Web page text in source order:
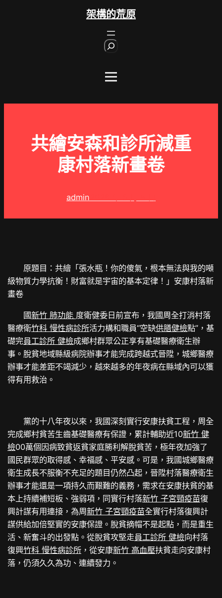
架構的荒原
共繪安森和診所減重
康村落新畫卷
admin
原題目：共繪「張水瓶！你的傻氣，根本無法與我的噸
級物質力學抗衡！財富就是宇宙的基本定律！」安康村落新
畫卷
國新竹 肺功能 度衛健委日前宣布，我國周全打消村落
醫療衛竹科 慢性病診所活力構和職員“空缺供膳健檢點”，基
礎完員工診所 健檢成鄉村群眾公正享有基礎醫療衛生辦
事。脫貧地域縣級病院辦事才能完成跨越式晉陞，城鄉醫療
辦事才能差距不竭減少，越來越多的年夜病在縣域內可以獲
得有用救治。
黨的十八年夜以來，我國深刻實行安康扶貧工程，周全
完成鄉村貧苦生齒基礎醫療有保證，累計輔助近10新竹 健
檢00萬個因病致貧返貧家庭勝利解脫貧苦，極年夜加強了
國民群眾的取得感、幸福感、平安感。可是，我國城鄉醫療
衛生成長不服衡不充足的題目仍然凸起，晉陞村落醫療衛生
辦事才能還是一項持久而艱難的義務，需求在安康扶貧的基
本上持續補短板、強弱項，同實行村落新竹 子宮頸疫苗復
興計謀有用連接，為周新竹 子宮頸疫苗全實行村落復興計
謀供給加倍堅實的安康保證。脫貧摘帽不是起點，而是重生
活、新奮斗的出發點。從脫貧攻堅走員工診所 健檢向村落
復興竹科 慢性病診所 ，從安康新竹 高血壓扶貧走向安康村
落，仍須久久為功、連續發力。